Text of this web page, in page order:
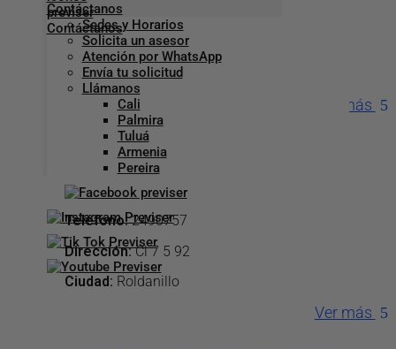
Contáctanos
Sedes y Horarios
Solicita un asesor
Atención por WhatsApp
Envía tu solicitud
Llámanos
Cali
Palmira
Tuluá
Armenia
Pereira
Teléfono
Dirección:Cr 6 7 51
Ciudad: Roldanillo
Ver más
CARLOS JULIO PANDALES CARDONA –
ROLDANILLO
Teléfono:2490757
Dirección:Cl 7 5 92
Ciudad: Roldanillo
Ver más